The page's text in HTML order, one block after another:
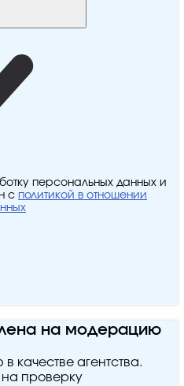
персональных данных и
с политикой в отношении
на модерацию
качестве агентства.
проверку